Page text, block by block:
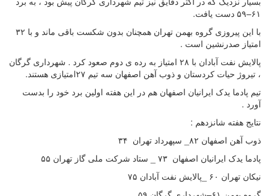
۶۱–۵۹ دست یافت.
با این پیروزی گروه بهمن تهران همچنان بدون شکست باقی ماند و با ۳۲
امتیاز صدرنشین است .
پالایش نفت آبادان با ۲۸ امتیاز به رده ی دوم صعود کرد . شهرداری گرگان
، تیروژ حیات کردستان و ذوب آهن اصفهان سه تیم ۲۷امتیازی هستند.
تیم پادما یدک ایرانیان اصفهان هم در این هفته اولین برد خود را بدست
آورد .
نتایج هفته شانزدهم :
ذوب آهن اصفهان ۸۲_ سپهرداد تهران ۳۴
پادما یدک ایرانیان اصفهان ۷۳ _ ستاد شرکت ملی گاز تهران ۵۵
نیکان تهران ۶۰ _پالایش نفت آبادان ۷۵